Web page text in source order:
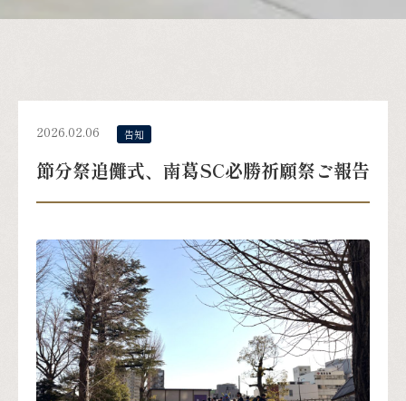
2026.02.06 告知
節分祭追儺式、南葛SC必勝祈願祭ご報告